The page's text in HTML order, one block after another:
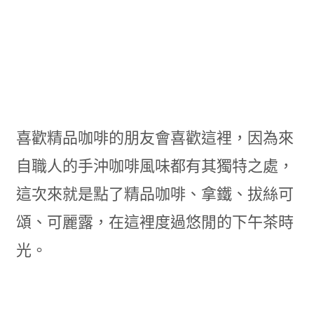
喜歡精品咖啡的朋友會喜歡這裡，因為來
自職人的手沖咖啡風味都有其獨特之處，
這次來就是點了精品咖啡、拿鐵、拔絲可
頌、可麗露，在這裡度過悠閒的下午茶時
光。